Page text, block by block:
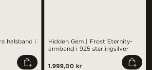
halsband i
Hidden Gem | Frost Eternity-
armband i 925 sterlingsilver
1.999,00 kr